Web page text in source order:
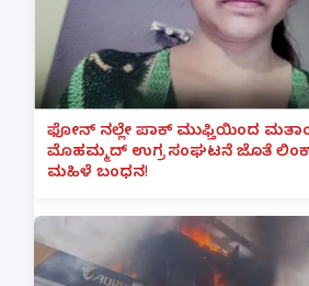
ಫೋನ್ ನಲ್ಲೇ ಪಾಕ್ ಮುಫ್ತಿಯಿಂದ
ಮೊಹಮ್ಮದ್ ಉಗ್ರ ಸಂಘಟನೆ ಜೊತೆ ಲಿಂಕ್
ಮಹಿಳೆ ಬಂಧನ!